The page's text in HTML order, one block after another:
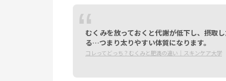
むくみを放っておくと代謝が低下し、摂取
る…つまり太りやすい体質になります。
コレってどっち？むくみと肥満の違い｜ スキンケア大学